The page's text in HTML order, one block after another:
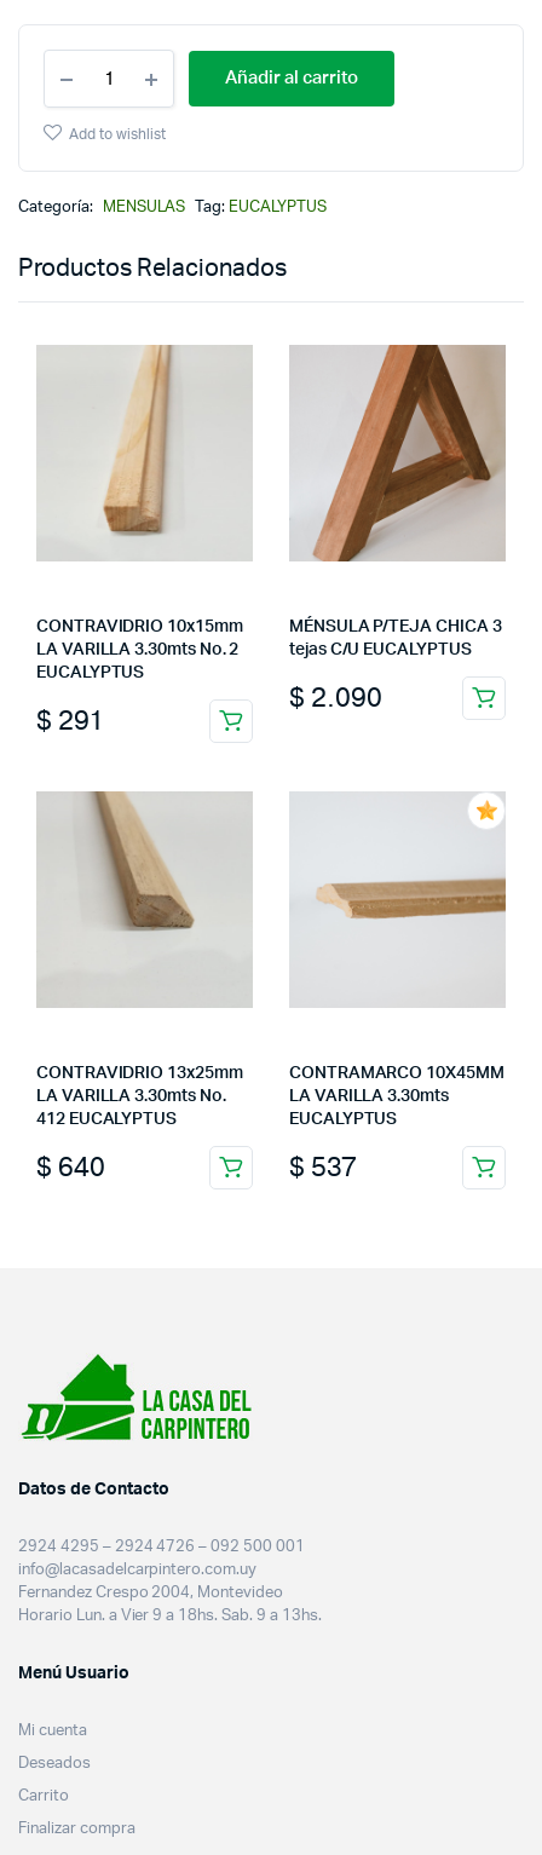
Añadir al carrito
Add to wishlist
Categoría: MENSULAS Tag: EUCALYPTUS
Productos Relacionados
CONTRAVIDRIO 10x15mm
LA VARILLA 3.30mts No. 2
EUCALYPTUS
$ 291
MÉNSULA P/TEJA CHICA 3
tejas C/U EUCALYPTUS
$ 2.090
CONTRAVIDRIO 13x25mm
LA VARILLA 3.30mts No.
412 EUCALYPTUS
$ 640
CONTRAMARCO 10X45MM
LA VARILLA 3.30mts
EUCALYPTUS
$ 537
Datos de Contacto
2924 4295 – 2924 4726 – 092 500 001
info@lacasadelcarpintero.com.uy
Fernandez Crespo 2004, Montevideo
Horario Lun. a Vier 9 a 18hs. Sab. 9 a 13hs.
Menú Usuario
Mi cuenta
Deseados
Carrito
Finalizar compra